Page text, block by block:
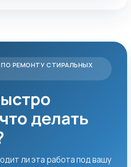
РЕМОНТУ СТИРАЛЬНЫХ
делать
ли эта работа под вашу